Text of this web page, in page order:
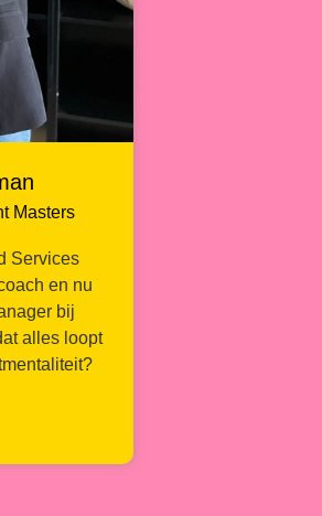
Masters
Services
en nu
bij
alles loopt